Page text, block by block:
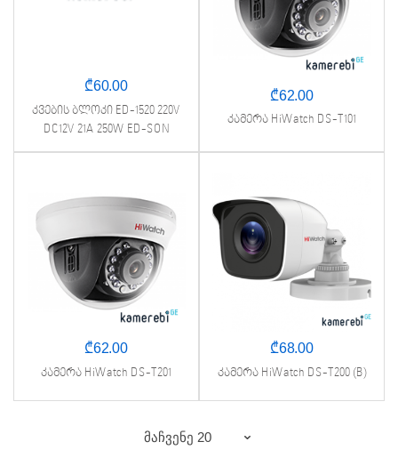
₾60.00
კვების ბლოკი ED-1520 220V
DC12V 21A 250W ED-SON
₾62.00
კამერა HiWatch DS-T101
₾62.00
კამერა HiWatch DS-T201
₾68.00
კამერა HiWatch DS-T200 (B)